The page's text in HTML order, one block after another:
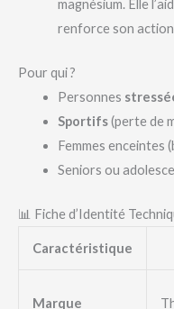
magnésium. Elle
renforce son
Pour qui ?
Personnes
Sportifs(perte de
Femmes enceintes
Seniors ou
📊 Fiche d’Identité
Caractéristique
Marque